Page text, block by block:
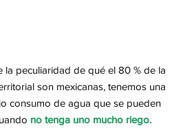
la peculiaridad de qué el 80 % de la
son mexicanas, tenemos una
consumo de agua que se pueden
no tenga uno mucho riego.